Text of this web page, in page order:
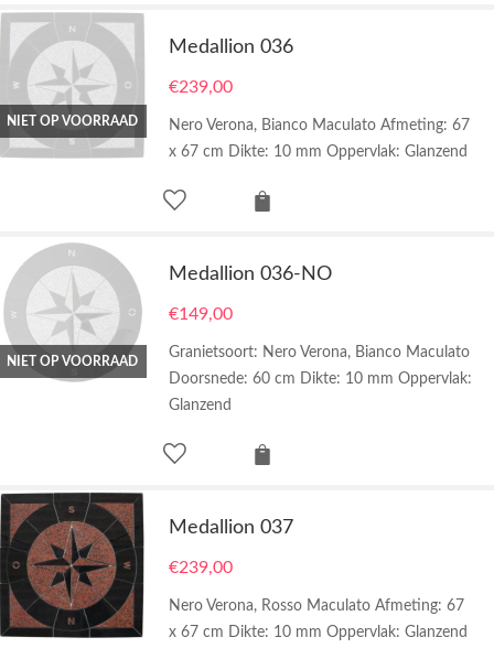
NIET OP VOORRAAD
Medallion 036
€239,00
Nero Verona, Bianco Maculato Afmeting: 67
x 67 cm Dikte: 10 mm Oppervlak: Glanzend
NIET OP VOORRAAD
Medallion 036-NO
€149,00
Granietsoort: Nero Verona, Bianco Maculato
Doorsnede: 60 cm Dikte: 10 mm Oppervlak:
Glanzend
Medallion 037
€239,00
Nero Verona, Rosso Maculato Afmeting: 67
x 67 cm Dikte: 10 mm Oppervlak: Glanzend